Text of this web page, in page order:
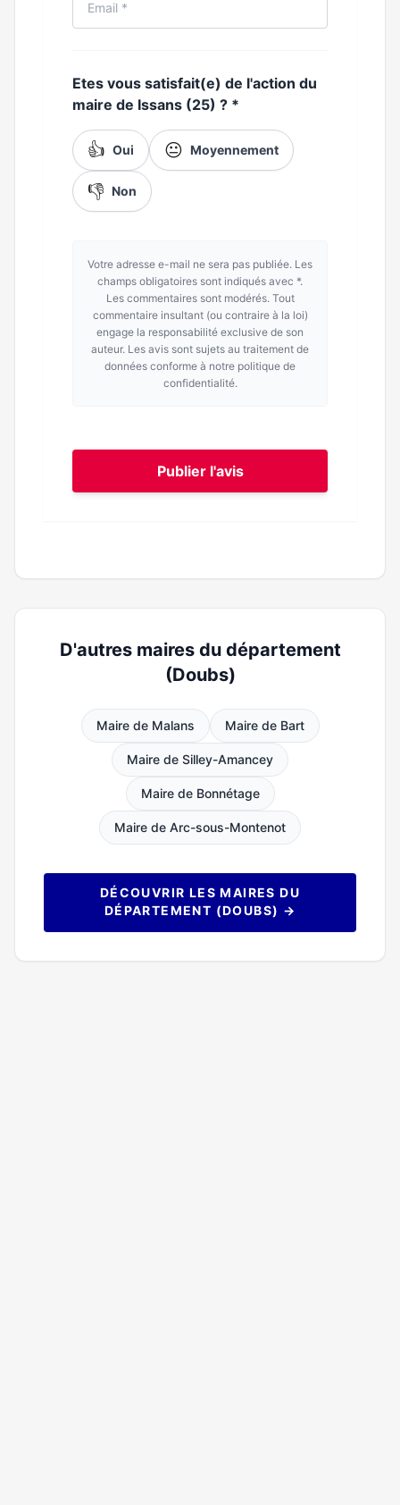
Etes vous satisfait(e) de l'action du
maire de Issans (25) ? *
👍 Oui 😐 Moyennement
👎 Non
Votre adresse e-mail ne sera pas publiée. Les
champs obligatoires sont indiqués avec *.
Les commentaires sont modérés. Tout
commentaire insultant (ou contraire à la loi)
engage la responsabilité exclusive de son
auteur. Les avis sont sujets au traitement de
données conforme à notre politique de
confidentialité.
Publier l'avis
D'autres maires du département
(Doubs)
Maire de Malans Maire de Bart
Maire de Silley-Amancey
Maire de Bonnétage
Maire de Arc-sous-Montenot
DÉCOUVRIR LES MAIRES DU
DÉPARTEMENT (DOUBS) →